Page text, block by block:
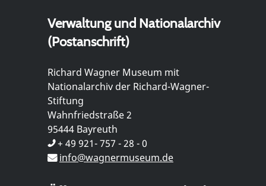
Verwaltung und Nationalarchiv
(Postanschrift)
Richard Wagner Museum mit
Nationalarchiv der Richard-Wagner-
Stiftung
Wahnfriedstraße 2
95444 Bayreuth
+ 49 921- 757 - 28 - 0
info@wagnermuseum.de